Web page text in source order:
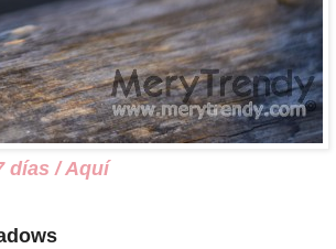
días / Aquí